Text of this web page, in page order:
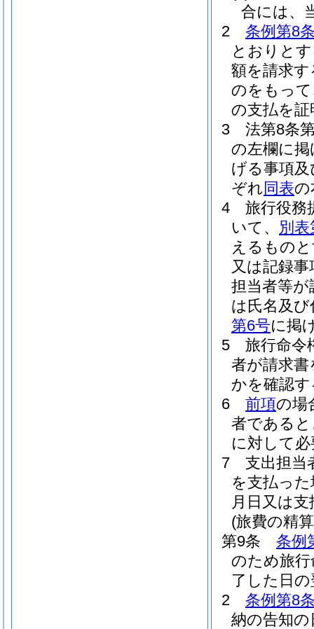
合には、
2
条例第8
とおりと
額を請求
のをもっ
の支払を
3
法第8条
の左欄に
げる事項及
ぞれ同表の
4
旅行役務
いて、 別表
えるもの
又は記録
担当者等
は氏名及
第6号に掲
5
旅行命令
者が請求
かを確認
6
前項の場
者である
に対して
7
支出担当
を支払っ
月日又は
(旅費の精
第9条
条例
のため旅
了した日
2
条例第8
納の告知